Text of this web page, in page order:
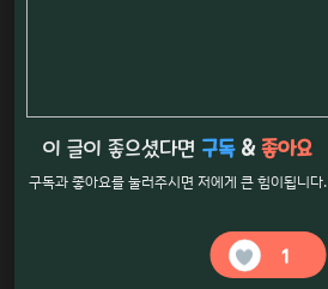
이 글이 좋으셨다면 구독& 좋아요
구독과 좋아요를 눌러주시면 저에게 큰 힘이됩니다.
1